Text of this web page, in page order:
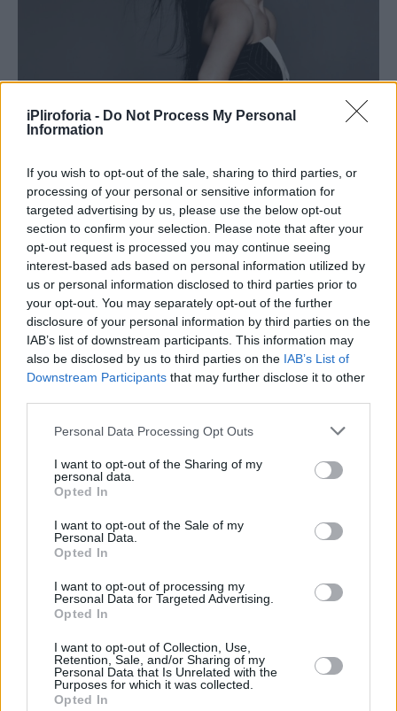
iPliroforia - Do Not Process My Personal
Information
If you wish to opt-out of the sale, sharing to third parties, or
processing of your personal or sensitive information for
targeted advertising by us, please use the below opt-out
section to confirm your selection. Please note that after your
opt-out request is processed you may continue seeing
interest-based ads based on personal information utilized by
us or personal information disclosed to third parties prior to
your opt-out. You may separately opt-out of the further
disclosure of your personal information by third parties on the
IAB’s list of downstream participants. This information may
also be disclosed by us to third parties on the IAB’s List of
Downstream Participants that may further disclose it to other
Personal Data Processing Opt Outs
I want to opt-out of the Sharing of my
personal data.
Opted In
I want to opt-out of the Sale of my
Personal Data.
Opted In
I want to opt-out of processing my
Personal Data for Targeted Advertising.
Opted In
I want to opt-out of Collection, Use,
Retention, Sale, and/or Sharing of my
Personal Data that Is Unrelated with the
Purposes for which it was collected.
Opted In
LIFESTYLE
νικήτρια»
LIFESTYLE
Eurovision 2025: Πολύ άσχημη εξέλιξη
για την ελληνική συμμετοχή της
Κλαυδίας